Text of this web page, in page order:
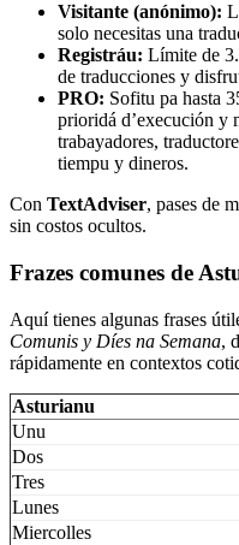
Visitante (anónimo):
solo necesitas una
Registráu: Límite de
de traducciones y
PRO: Sofitu pa hasta
prioridá d’execución y
trabayadores,
tiempu y dineros.
Con TextAdviser, pases de
sin costos ocultos.
Frazes comunes de
Aquí tienes algunas frases
Comunis y Díes na Semana,
rápidamente en contextos
Asturianu
Unu
Dos
Tres
Lunes
Miercolles